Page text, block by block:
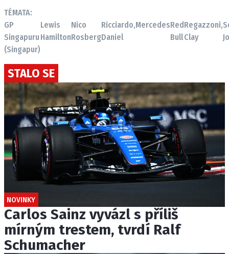
TÉMATA:
GP
Singapuru
(Singapur)
Lewis
Hamilton
Nico
Rosberg
Ricciardo,
Daniel
MercedesRed
Bull
Regazzoni,
Clay
STALO SE
NOVINKY
Carlos Sainz vyvázl s příliš
mírným trestem, tvrdí Ralf
Schumacher